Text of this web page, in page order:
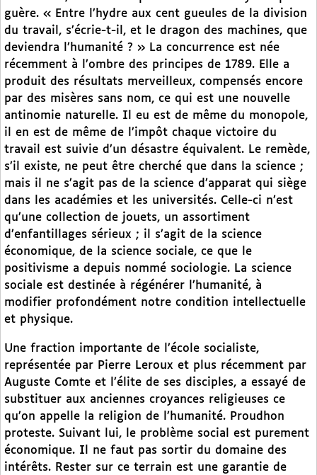
guère. « Entre l’hydre aux cent gueules de la division
du travail, s’écrie-t-il, et le dragon des machines, que
deviendra l’humanité ? » La concurrence est née
récemment à l’ombre des principes de 1789. Elle a
produit des résultats merveilleux, compensés encore
par des misères sans nom, ce qui est une nouvelle
antinomie naturelle. Il eu est de même du monopole,
il en est de même de l’impôt chaque victoire du
travail est suivie d’un désastre équivalent. Le remède,
s’il existe, ne peut être cherché que dans la science ;
mais il ne s’agit pas de la science d’apparat qui siège
dans les académies et les universités. Celle-ci n’est
qu’une collection de jouets, un assortiment
d’enfantillages sérieux ; il s’agit de la science
économique, de la science sociale, ce que le
positivisme a depuis nommé sociologie. La science
sociale est destinée à régénérer l’humanité, à
modifier profondément notre condition intellectuelle
et physique.
Une fraction importante de l’école socialiste,
représentée par Pierre Leroux et plus récemment par
Auguste Comte et l’élite de ses disciples, a essayé de
substituer aux anciennes croyances religieuses ce
qu’on appelle la religion de l’humanité. Proudhon
proteste. Suivant lui, le problème social est purement
économique. Il ne faut pas sortir du domaine des
intérêts. Rester sur ce terrain est une garantie de